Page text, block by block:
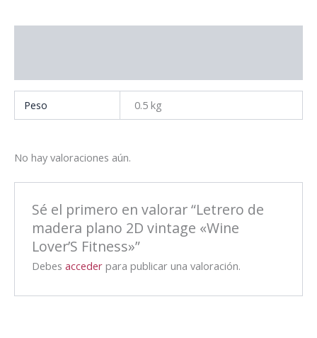
Peso 0.5 kg
No hay valoraciones aún.
Sé el primero en valorar “Letrero de
madera plano 2D vintage «Wine
Lover’S Fitness»”
Debesacceder para publicar una valoración.